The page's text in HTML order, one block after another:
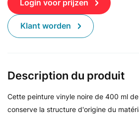
Login voor prijzen
Klant worden
Description du produit
Cette peinture vinyle noire de 400 ml
conserve la structure d'origine du